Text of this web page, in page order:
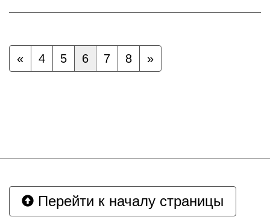
« 4 5 6 7 8 »
Перейти к началу страницы